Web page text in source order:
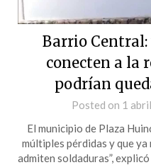
Barrio Central:
conecten a la
podrían
Posted on 1
El municipio de Plaza
múltiples pérdidas y que ya
admiten soldaduras”,